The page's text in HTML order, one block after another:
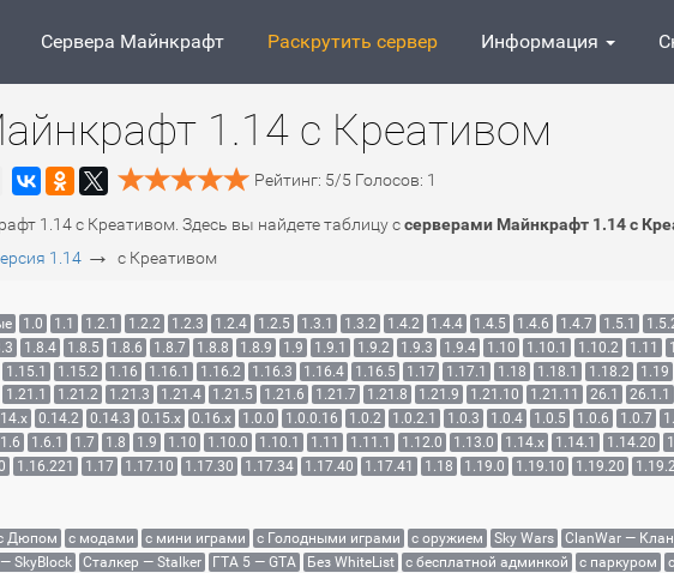
Сервера Майнкрафт Раскрутить сервер Информация
1.14 c Креативом
Рейтинг: 5/5 Голосов: 1
1.14 c Креативом. Здесь вы найдете таблицу ссерверами Майнкрафт 1.14 c
1.14 → c Креативом
1.0 1.1 1.2.1 1.2.2 1.2.3 1.2.4 1.2.5 1.3.1 1.3.2 1.4.2 1.4.4 1.4.5 1.4.6 1.4.7 1.5.1
1.8.4 1.8.5 1.8.6 1.8.7 1.8.8 1.8.9 1.9 1.9.1 1.9.2 1.9.3 1.9.4 1.10 1.10.1 1.10.2 1.11
1.15.1 1.15.2 1.16 1.16.1 1.16.2 1.16.3 1.16.4 1.16.5 1.17 1.17.1 1.18 1.18.1 1.18.2 1.19
1.21.1 1.21.2 1.21.3 1.21.4 1.21.5 1.21.6 1.21.7 1.21.8 1.21.9 1.21.10 1.21.11 26.1 26.1.1
0.14.2 0.14.3 0.15.x 0.16.x 1.0.0 1.0.0.16 1.0.2 1.0.2.1 1.0.3 1.0.4 1.0.5 1.0.6 1.0.7
1.6 1.6.1 1.7 1.8 1.9 1.10 1.10.0 1.10.1 1.11 1.11.1 1.12.0 1.13.0 1.14.x 1.14.1 1.14.20
1.16.221 1.17 1.17.10 1.17.30 1.17.34 1.17.40 1.17.41 1.18 1.19.0 1.19.10 1.19.20
Дюпом с модами с мини играми с Голодными играми с оружием Sky Wars ClanWar —
SkyBlock Сталкер — Stalker ГТА 5 — GTA Без WhiteList с бесплатной админкой с паркуром